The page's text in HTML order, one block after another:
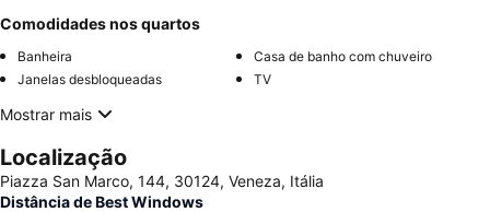
Comodidades nos quartos
Banheira
Casa de banho com chuveiro
Janelas desbloqueadas
TV
Mostrar mais
Localização
Piazza San Marco, 144, 30124, Veneza, Itália
Distância de Best Windows